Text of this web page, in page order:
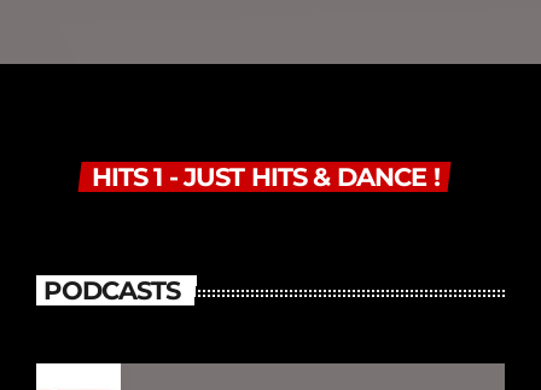
HITS 1 - JUST HITS & DANCE !
PODCASTS